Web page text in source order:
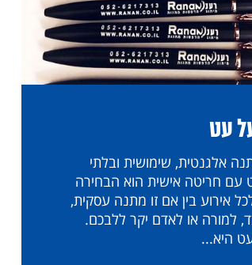
עט
אלגנטית, שימושית ובלתי
עם חריטה אישית הוא הבחירה
אירוע בין אם זו מתנה עסקית,
למורה או לאדם יקר ללבכם.
היא...